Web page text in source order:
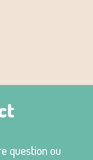
question ou